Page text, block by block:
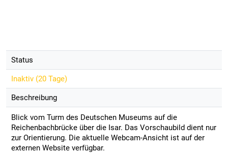
Status
Inaktiv (20 Tage)
Beschreibung
Blick vom Turm des Deutschen Museums auf die
Reichenbachbrücke über die Isar. Das Vorschaubild dient nur
zur Orientierung. Die aktuelle Webcam-Ansicht ist auf der
externen Website verfügbar.